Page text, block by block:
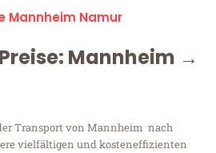
Mannheim Namur
Mannheim →
Transport von Mannheim nach
vielfältigen und kosteneffizienten